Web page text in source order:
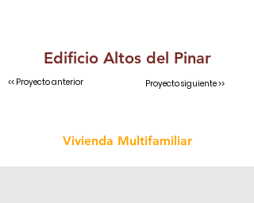
Edificio Altos del Pinar
<< Proyecto anterior Proyecto siguiente >>
Vivienda Multifamiliar